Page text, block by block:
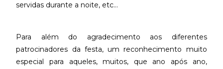
servidas durante a noite, etc…
Para além do agradecimento aos diferentes
patrocinadores da festa, um reconhecimento muito
especial para aqueles, muitos, que ano após ano,